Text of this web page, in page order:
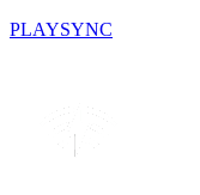
PLAYSYNC